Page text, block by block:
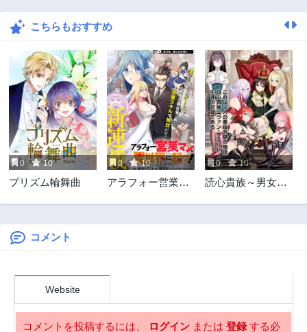
第22話
第20話
2年前
第19話
2年前
第18話
2年前
第17話
2年前
第16話
2年前
第15話
2年前
第14話
2年前
第13話
2年前
第12話 第11話
第10話
第8話
第6話
3年前
第5話
3年前
こちらもおすすめ
0 10
プリズム輪舞曲
0 10
アラフォー営業マ
で人生二度目の成
0 10
読心貴族～男女比
コメント
Website
コメントを投稿するには、 ログイン または 登録する必